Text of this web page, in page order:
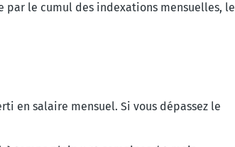
par le cumul des indexations mensuelles, le
en salaire mensuel. Si vous dépassez le